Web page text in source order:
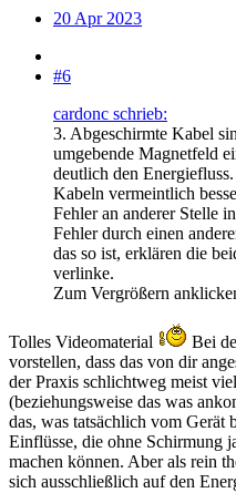
20 Apr 2023
#6
cardonc schrieb:
3. Abgeschirmte Kabel
umgebende Magnetfeld
deutlich den
Kabeln vermeintlich
Fehler an anderer Stelle
Fehler durch einen
das so ist, erklären die
verlinke.
Zum Vergrößern
Tolles Videomaterial
Bei
vorstellen, dass das von dir
der Praxis schlichtweg meist
(beziehungsweise das was
das, was tatsächlich vom Gerät
Einflüsse, die ohne Schirmung
machen können. Aber als rein
sich ausschließlich auf den